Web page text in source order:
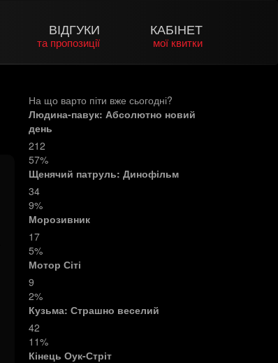
ВІДГУКИ
та пропозиції
КАБІНЕТ
мої квитки
На що варто піти вже сьогодні?
Людина-павук: Абсолютно новий
день
212
57%
Щенячий патруль: Динофільм
34
9%
Морозивник
17
5%
Мотор Сіті
9
2%
Кузьма: Страшно веселий
42
11%
Кінець Оук-Стріт